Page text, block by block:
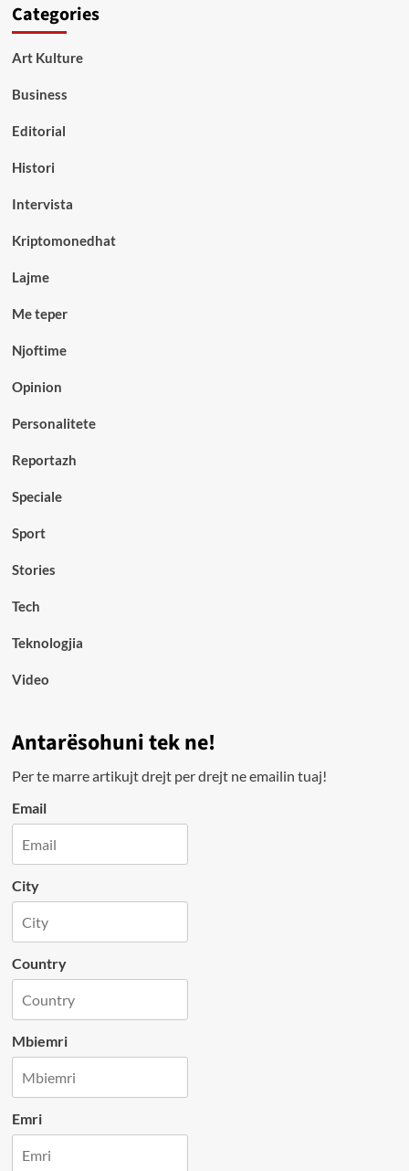
Categories
Art Kulture
Business
Editorial
Histori
Intervista
Kriptomonedhat
Lajme
Me teper
Njoftime
Opinion
Personalitete
Reportazh
Speciale
Sport
Stories
Tech
Teknologjia
Video
Antarësohuni tek ne!
Per te marre artikujt drejt per drejt ne emailin tuaj!
Email
City
Country
Mbiemri
Emri